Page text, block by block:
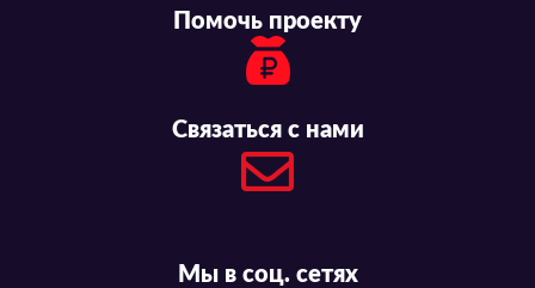
Помочь проекту
Связаться с нами
Мы в соц. сетях